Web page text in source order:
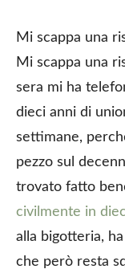
Mi scappa una
Mi scappa una
sera mi ha
dieci anni di
settimane,
pezzo sul
trovato fatto
civilmente in
alla bigotteria,
che però resta